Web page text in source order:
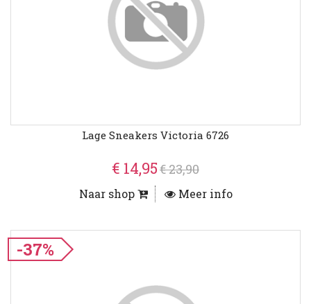
Lage Sneakers Victoria 6726
€ 14,95€ 23,90
Naar shop Meer info
-37%